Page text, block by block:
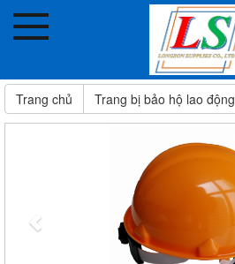
VẬT TƯ PHƯƠNG TRANG
AN TOÀN LÀ BẠN,TAI NẠN LÀ THÙ
Trang bị PCCC
Thiết bị an toàn giao thông
Sản phẩm keo các loại
Trang chủ Trang bị bảo hộ lao động